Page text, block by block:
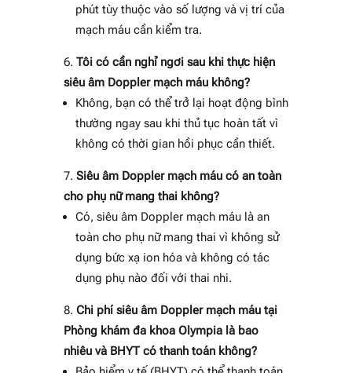
phút tùy thuộc vào số lượng và vị trí của
mạch máu cần kiểm tra.
Tôi có cần nghỉ ngơi sau khi thực hiện
siêu âm Doppler mạch máu không?
Không, bạn có thể trở lại hoạt động bình
thường ngay sau khi thủ tục hoàn tất vì
không có thời gian hồi phục cần thiết.
Siêu âm Doppler mạch máu có an toàn
cho phụ nữ mang thai không?
Có, siêu âm Doppler mạch máu là an
toàn cho phụ nữ mang thai vì không sử
dụng bức xạ ion hóa và không có tác
dụng phụ nào đối với thai nhi.
Chi phí siêu âm Doppler mạch máu tại
Phòng khám đa khoa Olympia là bao
nhiêu và BHYT có thanh toán không?